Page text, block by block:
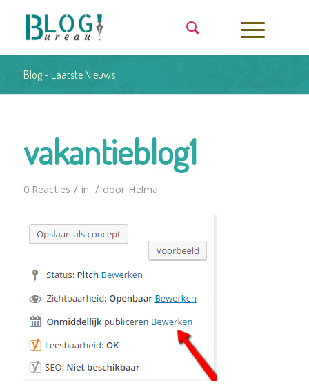
Blog - Laatste Nieuws
vakantieblog1
0 Reacties / in / door Helma